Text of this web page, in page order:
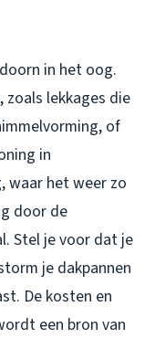
in het oog.
lekkages die
of
in
waar het weer zo
door de
Stel je voor dat je
je dakpannen
De kosten en
een bron van